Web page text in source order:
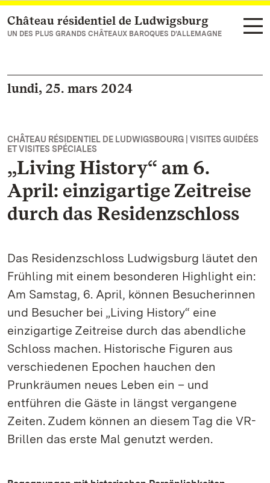
Vers la page d’accueil
Château résidentiel de Ludwigsburg
UN DES PLUS GRANDS CHÂTEAUX BAROQUES D’ALLEMAGNE
lundi, 25. mars 2024
CHÂTEAU RÉSIDENTIEL DE LUDWIGSBOURG | VISITES GUIDÉES
ET VISITES SPÉCIALES
„Living History“ am 6.
April: einzigartige Zeitreise
durch das Residenzschloss
Das Residenzschloss Ludwigsburg läutet den
Frühling mit einem besonderen Highlight ein:
Am Samstag, 6. April, können Besucherinnen
und Besucher bei „Living History“ eine
einzigartige Zeitreise durch das abendliche
Schloss machen. Historische Figuren aus
verschiedenen Epochen hauchen den
Prunkräumen neues Leben ein – und
entführen die Gäste in längst vergangene
Zeiten. Zudem können an diesem Tag die VR-
Brillen das erste Mal genutzt werden.